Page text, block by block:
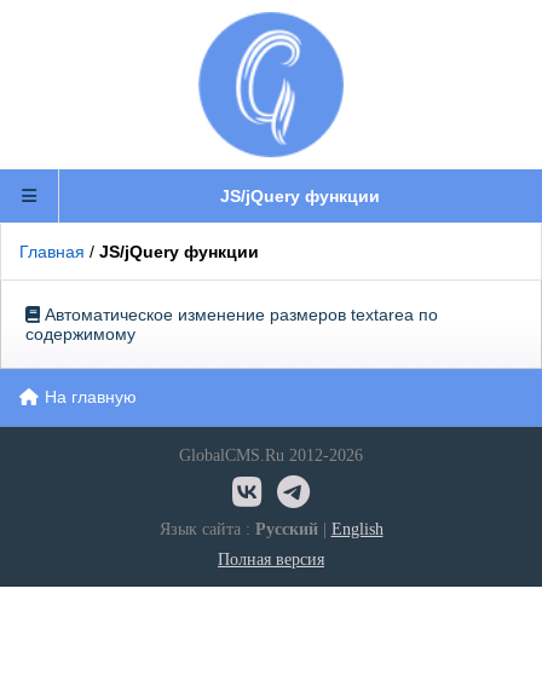
JS/jQuery функции
Главная / JS/jQuery функции
Автоматическое изменение размеров textarea по
содержимому
На главную
GlobalCMS.Ru 2012-2026
Язык сайта : Русский| English
Полная версия